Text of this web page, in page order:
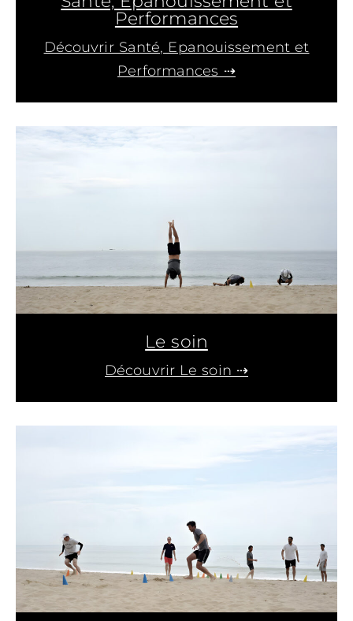
Performances
Découvrir Santé, Epanouissement et
Performances ⇢
Le soin
Découvrir Le soin ⇢